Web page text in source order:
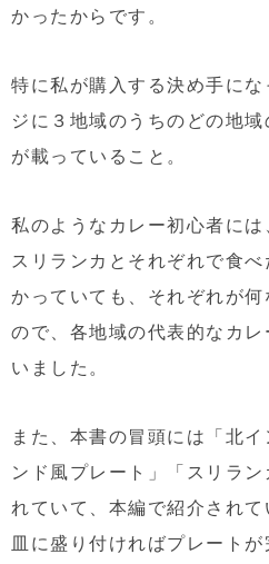
かったからです。
特に私が購入する決め手に
ジに３地域のうちのどの地
が載っていること。
私のようなカレー初心者には
スリランカとそれぞれで食
かっていても、それぞれが
ので、各地域の代表的なカ
いました。
また、本書の冒頭には「北
ンド風プレート」「スリラ
れていて、本編で紹介され
皿に盛り付ければプレート